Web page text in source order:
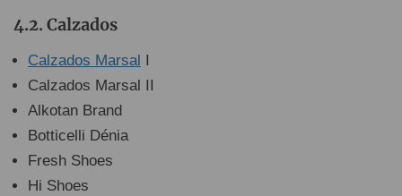
Calzados
Calzados Marsal
Calzados Marsal II
Alkotan Brand
Botticelli Dénia
Fresh Shoes
Hi Shoes